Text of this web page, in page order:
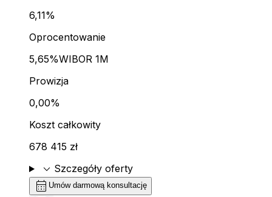
6,11%
Oprocentowanie
5,65%WIBOR 1M
Prowizja
0,00%
Koszt całkowity
678 415 zł
expand_more Szczegóły oferty
calendar_month Umów darmową konsultację